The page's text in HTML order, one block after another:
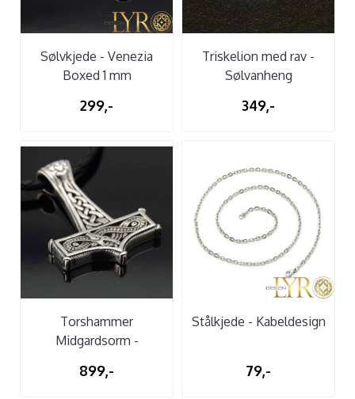
Sølvkjede - Venezia
Boxed 1 mm
299,-
Triskelion med rav -
Sølvanheng
349,-
Torshammer
Midgardsorm -
899,-
Stålkjede - Kabeldesign
79,-